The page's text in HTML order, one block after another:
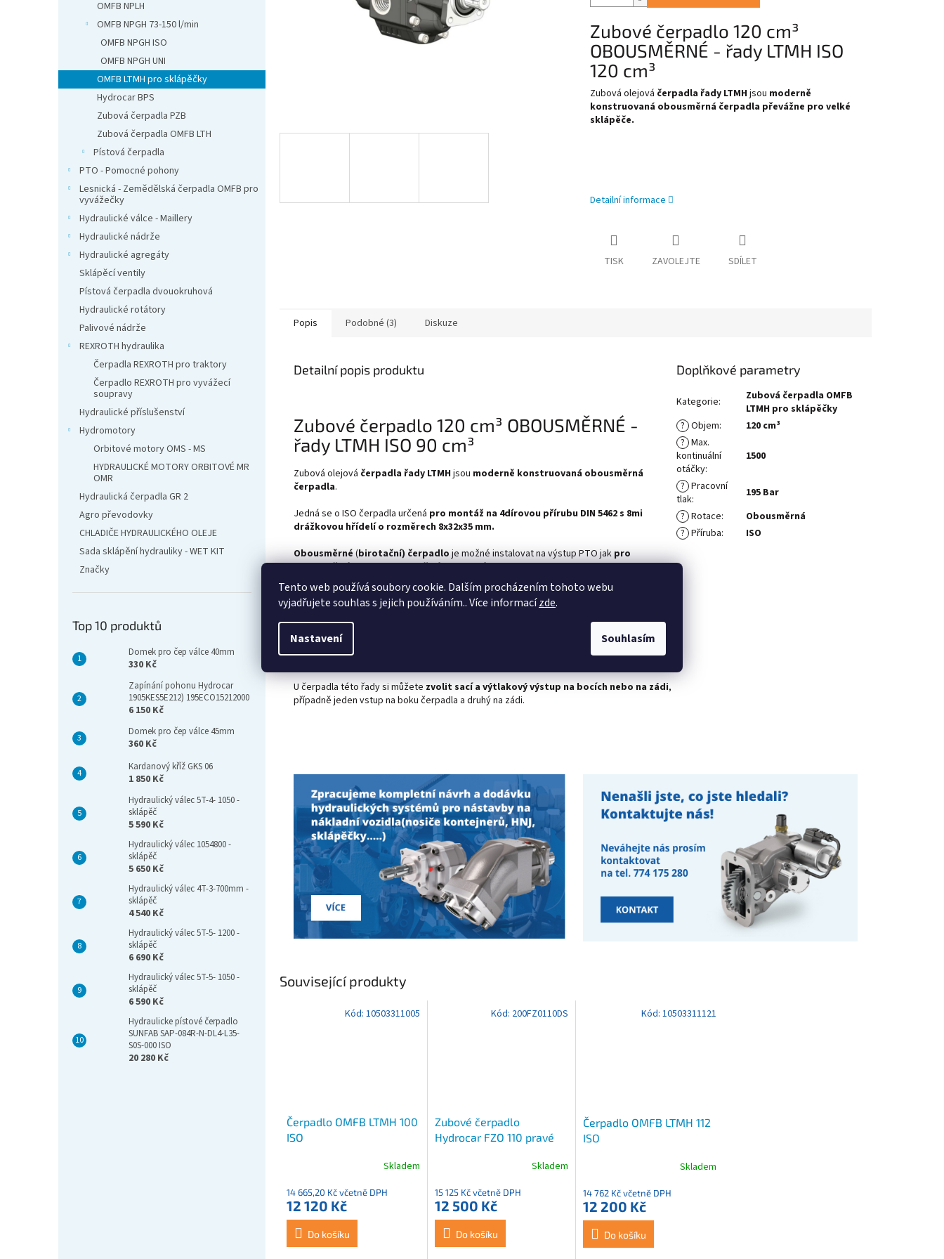
Tento web používá soubory cookie. Dalším procházením tohoto webu
vyjadřujete souhlas s jejich používáním.. Více informacízde.
Nastavení Souhlasím
OMFB NPLH
OMFB NPGH 73-150 l/min
OMFB NPGH ISO
OMFB NPGH UNI
OMFB LTMH pro sklápěčky
Hydrocar BPS
Zubová čerpadla PZB
Zubová čerpadla OMFB LTH
Pístová čerpadla
PTO - Pomocné pohony
Lesnická - Zemědělská čerpadla OMFB pro
vyvážečky
Hydraulické válce - Maillery
Hydraulické nádrže
Hydraulické agregáty
Sklápěcí ventily
Pístová čerpadla dvouokruhová
Hydraulické rotátory
Palivové nádrže
REXROTH hydraulika
Čerpadla REXROTH pro traktory
Čerpadlo REXROTH pro vyvážecí
soupravy
Hydraulické příslušenství
Hydromotory
Orbitové motory OMS - MS
HYDRAULICKÉ MOTORY ORBITOVÉ MR
OMR
Hydraulická čerpadla GR 2
Agro převodovky
CHLADIČE HYDRAULICKÉHO OLEJE
Sada sklápění hydrauliky - WET KIT
Značky
Top 10 produktů
Domek pro čep válce 40mm
330 Kč
Zapínání pohonu Hydrocar
1905KES5E212) 195ECO15212000
6 150 Kč
Domek pro čep válce 45mm
360 Kč
Kardanový kříž GKS 06
1 850 Kč
Hydraulický válec 5T-4- 1050 -
sklápěč
5 590 Kč
Hydraulický válec 1054800 -
sklápěč
5 650 Kč
Hydraulický válec 4T-3-700mm -
sklápěč
4 540 Kč
Hydraulický válec 5T-5- 1200 -
sklápěč
6 690 Kč
Hydraulický válec 5T-5- 1050 -
sklápěč
6 590 Kč
Hydraulicke pístové čerpadlo
SUNFAB SAP-084R-N-DL4-L35-
S0S-000 ISO
20 280 Kč
Zubové čerpadlo 120 cm³
OBOUSMĚRNÉ - řady LTMH ISO
120 cm³
Zubová olejová čerpadla řady LTMH jsou moderně
konstruovaná obousměrná čerpadla převážne pro velké
sklápěče.
Detailní informace
TISK ZAVOLEJTE SDÍLET
Související produkty
Čerpadlo OMFB LTMH 100
ISO
Skladem
14 665,20 Kč včetně DPH
12 120 Kč
Do košíku
Kód: 10503311005
Zubové čerpadlo
Hydrocar FZO 110 pravé
Skladem
15 125 Kč včetně DPH
12 500 Kč
Do košíku
Kód: 200FZ0110DS
Čerpadlo OMFB LTMH 112
ISO
Skladem
14 762 Kč včetně DPH
12 200 Kč
Do košíku
Kód:10503311121
Popis Podobné (3) Diskuze
Detailní popis produktu
Zubové čerpadlo 120 cm³ OBOUSMĚRNÉ -
řady LTMH ISO 90 cm³
Zubová olejová čerpadla řady LTMH jsou moderně konstruovaná obousměrná
čerpadla.
Jedná se o ISO čerpadla určená pro montáž na 4dírovou přírubu DIN 5462 s 8mi
drážkovou hřídelí o rozměrech 8x32x35 mm.
Obousměrné(birotační)čerpadloje možné instalovat na výstup PTO jakpro
pravotočivétaki pro levotočivé pomocné pohony.
Tato čerpadla jsou určena k velkému využití v oblasti nákladních vozidel.
Horní linie čerpadla je navržena tak, aby ho bylo
možno namontovat na PTO vedle
kardanu, neboť hrana čerpadla nepřesahuje obrys příruby čerpadla. Navíc je
čerpadlokonvexně vybráno
tak, aby kopírovalo přírubu kardanu a nedocházelo tak ke
kontaktu s kardanem.
U čerpadla této řady si můžete zvolit sací a výtlakový výstup na bocích nebo na zádi,
případně jeden vstup na boku čerpadla a druhý na zádi.
Doplňkové parametry
Kategorie:
Zubová čerpadla OMFB
LTMH pro sklápěčky
? Objem:
120 cm³
? Max.
kontinuální
otáčky:
1500
? Pracovní
tlak:
195 Bar
? Rotace:
Obousměrná
? Příruba: ISO